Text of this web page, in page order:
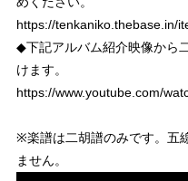
https://tenkaniko.thebase.in/
◆下記アルバム紹介映像から
けます。
https://www.youtube.com/
※楽譜は二胡譜のみです。五
ません。